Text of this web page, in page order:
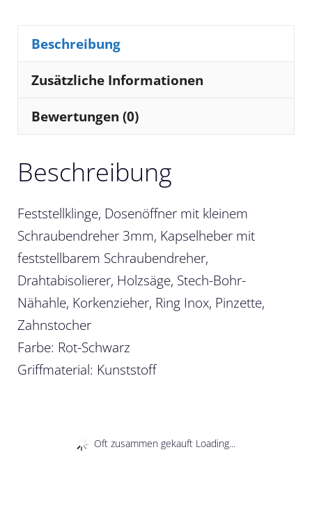
Beschreibung
Zusätzliche Informationen
Bewertungen (0)
Beschreibung
Feststellklinge, Dosenöffner mit kleinem
Schraubendreher 3mm, Kapselheber mit
feststellbarem Schraubendreher,
Drahtabisolierer, Holzsäge, Stech-Bohr-
Nähahle, Korkenzieher, Ring Inox, Pinzette,
Zahnstocher
Farbe: Rot-Schwarz
Griffmaterial: Kunststoff
Oft zusammen gekauft Loading...